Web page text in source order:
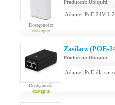
Dostępność:
dostępne
Producent: Ubiquiti
Adapter PoE 24V
Dostępność:
dostępne
Zasilacz (POE-
Producent: Ubiquiti
Adapter PoE dla